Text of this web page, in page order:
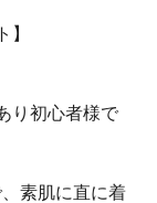
】
り初心者様で
素肌に直に着